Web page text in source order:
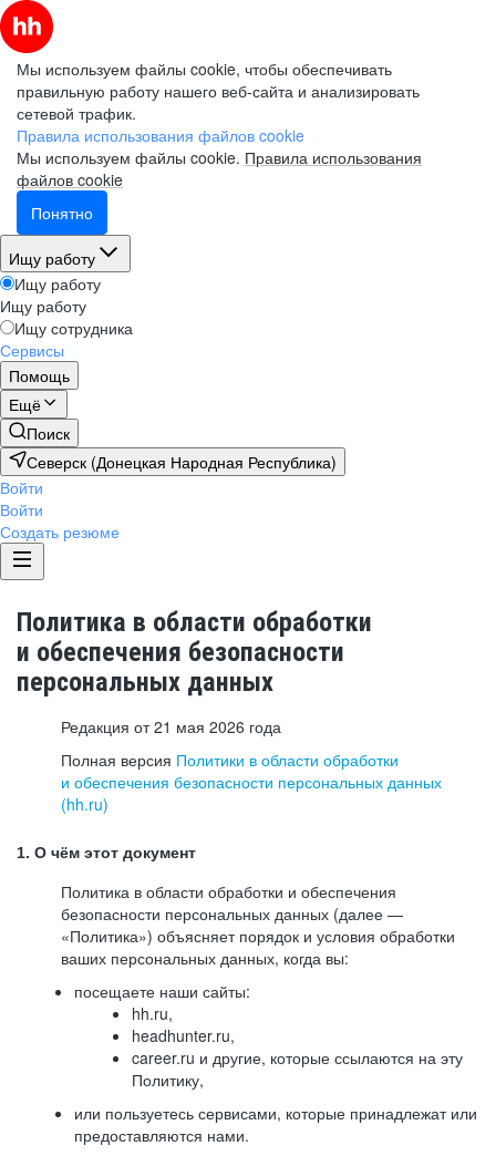
Мы используем файлы cookie, чтобы обеспечивать
правильную работу нашего веб-сайта и анализировать
сетевой трафик.
Правила использования файлов cookie
Мы используем файлы cookie. Правила использования
файлов cookie
Понятно
Ищу работу
Ищу работу
Ищу работу
Ищу сотрудника
Сервисы
Помощь
Ещё
Поиск
Северск (Донецкая Народная Республика)
Войти
Войти
Создать резюме
Политика в области обработки
и обеспечения безопасности
персональных данных
Редакция от 21 мая 2026 года
Полная версия Политики в области обработки
и обеспечения безопасности персональных данных
(hh.ru)
1. О чём этот документ
Политика в области обработки и обеспечения
безопасности персональных данных (далее —
«Политика») объясняет порядок и условия обработки
ваших персональных данных, когда вы:
посещаете наши сайты:
hh.ru,
headhunter.ru,
career.ru и другие, которые ссылаются на эту
Политику,
или пользуетесь сервисами, которые принадлежат или
предоставляются нами.